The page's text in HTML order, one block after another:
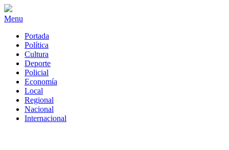
Menu
Portada
Política
Cultura
Deporte
Policial
Economía
Local
Regional
Nacional
Internacional